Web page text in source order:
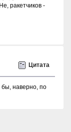
ракетчиков -
Цитата
бы, наверно, по